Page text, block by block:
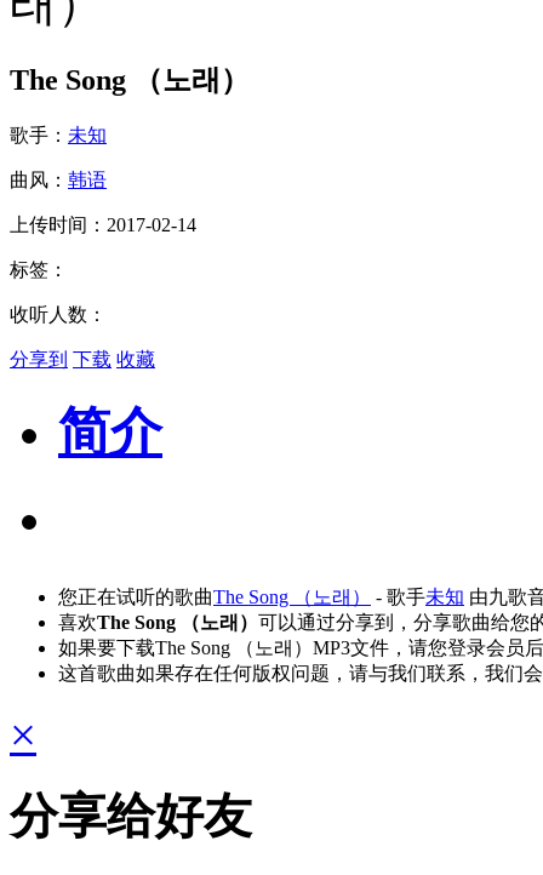
The Song （노래）
歌手： 未知
曲风： 韩语
上传时间：2017-02-14
标签：
收听人数：
分享到 下载 收藏
简介
您正在试听的歌曲The Song （노래） - 歌手未知 由九歌
喜欢The Song （노래） 可以通过分享到，分享歌曲给您
如果要下载The Song （노래）MP3文件，请您登录会员
这首歌曲如果存在任何版权问题，请与我们联系，我们
×
分享给好友